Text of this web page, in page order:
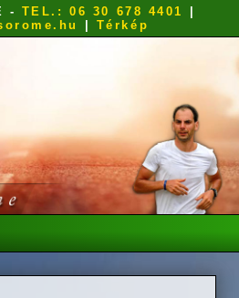
- TEL.: 06 30 678 4401
Térkép